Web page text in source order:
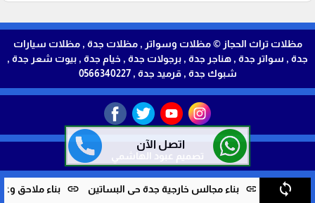
اتصل الآن
syncجدة حي البساتين link بناء ملاحق وغرف سندويش بانل حي
مظلات تراث الحجاز © مظلات وسواتر , مظلات جدة , مظلات سيارات
جدة , سواتر جدة , هناجر جدة , برجولات جدة , خيام جدة , بيوت شعر جدة ,
شبوك جدة , قرميد جدة , 0566340227
تصميم عبود الهاشمي